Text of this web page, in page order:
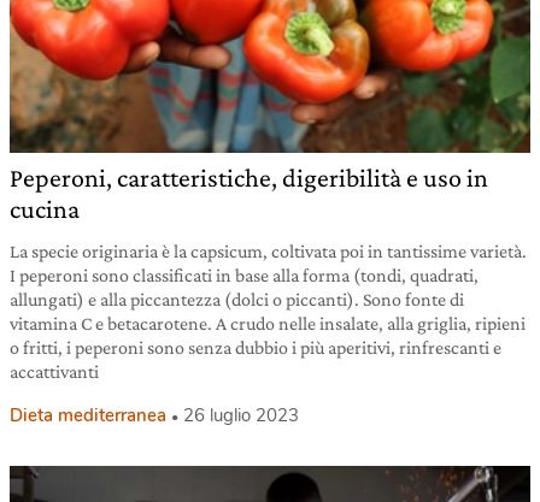
Peperoni, caratteristiche, digeribilità e uso in
cucina
La specie originaria è la capsicum, coltivata poi in tantissime varietà.
I peperoni sono classificati in base alla forma (tondi, quadrati,
allungati) e alla piccantezza (dolci o piccanti). Sono fonte di
vitamina C e betacarotene. A crudo nelle insalate, alla griglia, ripieni
o fritti, i peperoni sono senza dubbio i più aperitivi, rinfrescanti e
accattivanti
Dieta mediterranea 26 luglio 2023